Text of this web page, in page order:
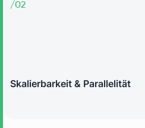
/02
Skalierbarkeit & Parallelität